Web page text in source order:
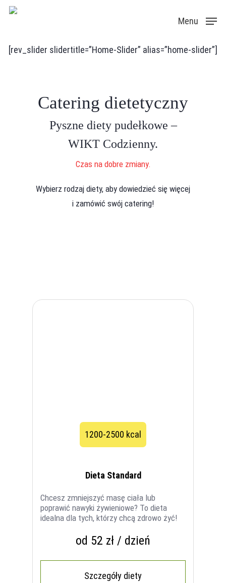
Skip
content
Menu
[rev_slider slidertitle=”Home-Slider” alias=”home-slider”]
Catering dietetyczny
Pyszne diety pudełkowe –
WIKT Codzienny.
Czas na dobre zmiany.
Wybierz rodzaj diety, aby dowiedzieć się więcej
i zamówić swój catering!
1200-2500 kcal
Dieta Standard
Chcesz zmniejszyć masę ciała lub
poprawić nawyki żywieniowe? To dieta
idealna dla tych, którzy chcą zdrowo żyć!
od 52 zł / dzień
Szczegóły diety